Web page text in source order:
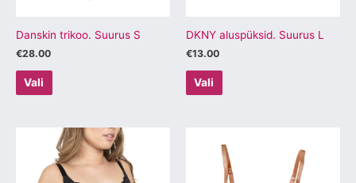
Danskin trikoo. Suurus S
€28.00
Vali
tootelehel.
DKNY aluspüksid. Suurus L
€13.00
Vali
tootelehel.
Sellel
tootel
on
tootel
on